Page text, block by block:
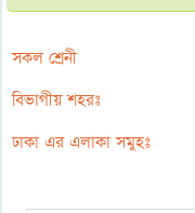
সকল শ্রেনী
বিভাগীয় শহরঃ
ঢাকা এর এলাকা সমুহঃ